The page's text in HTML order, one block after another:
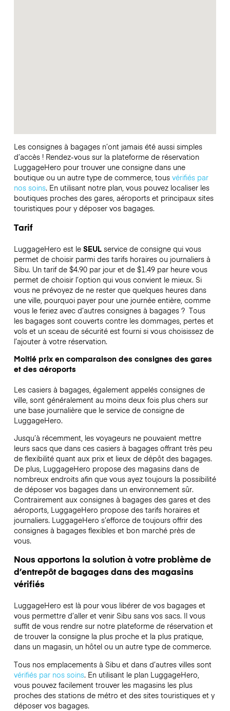
Les consignes à bagages n’ont jamais été aussi simples
d’accès ! Rendez-vous sur la plateforme de réservation
LuggageHero pour trouver une consigne dans une
boutique ou un autre type de commerce, tous vérifiés par
nos soins. En utilisant notre plan, vous pouvez localiser les
boutiques proches des gares, aéroports et principaux sites
touristiques pour y déposer vos bagages.
Tarif
LuggageHero est le SEULservice de consigne qui vous
permet de choisir parmi des tarifs horaires ou journaliers à
Sibu. Un tarif de $4.90 par jour et de $1.49 par heure vous
permet de choisir l’option qui vous convient le mieux. Si
vous ne prévoyez de ne rester que quelques heures dans
une ville, pourquoi payer pour une journée entière, comme
vous le feriez avec d’autres consignes à bagages ? Tous
les bagages sont couverts contre les dommages, pertes et
vols et un sceau de sécurité est fourni si vous choisissez de
l’ajouter à votre réservation.
Moitié prix en comparaison des consignes des gares
et des aéroports
Les casiers à bagages, également appelés consignes de
ville, sont généralement au moins deux fois plus chers sur
une base journalière que le service de consigne de
LuggageHero.
Jusqu’à récemment, les voyageurs ne pouvaient mettre
leurs sacs que dans ces casiers à bagages offrant très peu
de flexibilité quant aux prix et lieux de dépôt des bagages.
De plus, LuggageHero propose des magasins dans de
nombreux endroits afin que vous ayez toujours la possibilité
de déposer vos bagages dans un environnement sûr.
Contrairement aux consignes à bagages des gares et des
aéroports, LuggageHero propose des tarifs horaires et
journaliers. LuggageHero s’efforce de toujours offrir des
consignes à bagages flexibles et bon marché près de
vous.
Nous apportons la solution à votre problème de
d’entrepôt de bagages dans des magasins
vérifiés
LuggageHero est là pour vous libérer de vos bagages et
vous permettre d’aller et venir Sibu sans vos sacs. Il vous
suffit de vous rendre sur notre plateforme de réservation et
de trouver la consigne la plus proche et la plus pratique,
dans un magasin, un hôtel ou un autre type de commerce.
Tous nos emplacements à Sibu et dans d’autres villes sont
vérifiés par nos soins. En utilisant le plan LuggageHero,
vous pouvez facilement trouver les magasins les plus
proches des stations de métro et des sites touristiques et y
déposer vos bagages.